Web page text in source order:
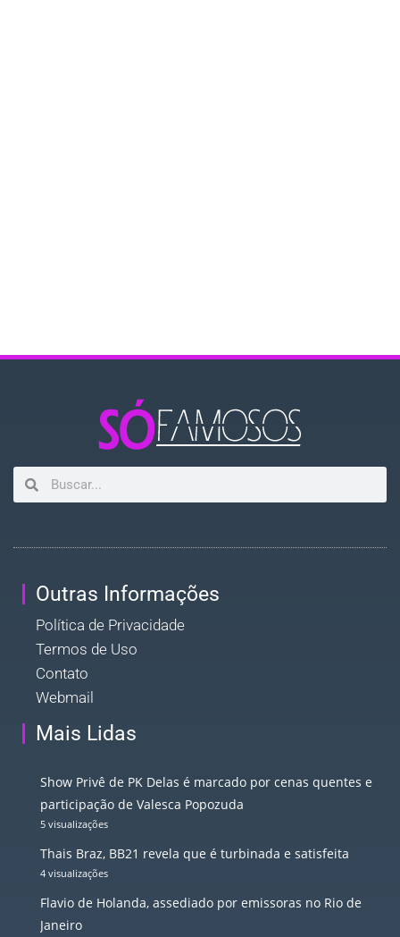
Outras Informações
Política de Privacidade
Termos de Uso
Contato
Webmail
Mais Lidas
Show Privê de PK Delas é marcado por cenas quentes e
participação de Valesca Popozuda
5 visualizações
Thais Braz, BB21 revela que é turbinada e satisfeita
4 visualizações
Flavio de Holanda, assediado por emissoras no Rio de
Janeiro